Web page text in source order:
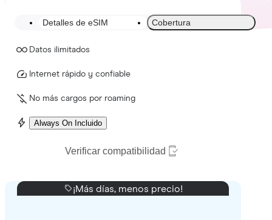
Detalles de eSIM Cobertura
Datos ilimitados
Internet rápido y confiable
No más cargos por roaming
Always On Incluido
Verificar compatibilidad
¡Más días, menos precio!